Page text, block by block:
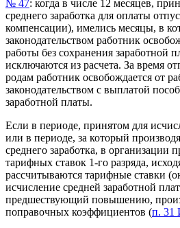
№ 47: когда в числе 12 месяцев,
среднего заработка для оплаты
компенсации), имелись месяцы, в
законодательством работник
работы без сохранения заработной
исключаются из расчета. За время
родам работник освобождается от
законодательством с выплатой
заработной платы.
Если в периоде, принятом для
или в периоде, за который
среднего заработка, в
тарифных ставок 1-го разряда,
рассчитываются тарифные ставки
исчисление средней заработной
предшествующий повышению,
поправочных коэффициентов (п. 31